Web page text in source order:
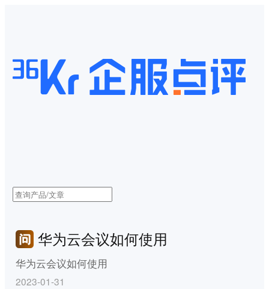
华为云会议如何使用
华为云会议如何使用
2023-01-31